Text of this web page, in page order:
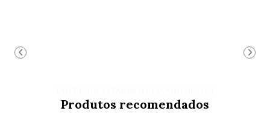
Produtos recomendados